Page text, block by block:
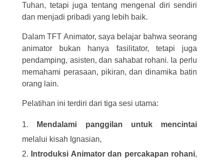
Tuhan, tetapi juga tentang mengenal diri sendiri
dan menjadi pribadi yang lebih baik.
Dalam TFT Animator, saya belajar bahwa seorang
animator bukan hanya fasilitator, tetapi juga
pendamping, asisten, dan sahabat rohani. Ia perlu
memahami perasaan, pikiran, dan dinamika batin
orang lain.
Pelatihan ini terdiri dari tiga sesi utama:
Mendalami panggilan untuk mencintai
melalui kisah Ignasian,
Introduksi Animator dan percakapan rohani,